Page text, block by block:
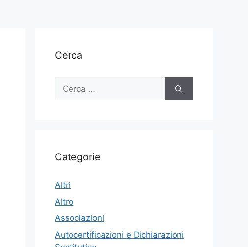
Cerca
Ricerca
Categorie
Altri
Altro
Associazioni
Autocertificazioni e Dichiarazioni